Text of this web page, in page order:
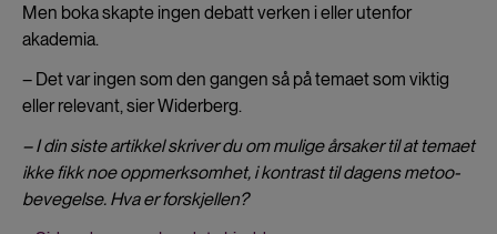
Men boka skapte ingen debatt verken i eller utenfor
akademia.
– Det var ingen som den gangen så på temaet som viktig
eller relevant, sier Widerberg.
– I din siste artikkel skriver du om mulige årsaker til at temaet
ikke fikk noe oppmerksomhet, i kontrast til dagens metoo-
bevegelse. Hva er forskjellen?